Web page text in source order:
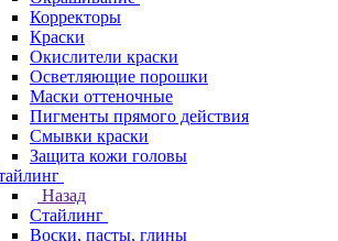
Корректоры
Краски
Окислители краски
Осветляющие порошки
Маски оттеночные
Пигменты прямого действия
Смывки краски
Защита кожи головы
Назад
Стайлинг
Воски, пасты, глины